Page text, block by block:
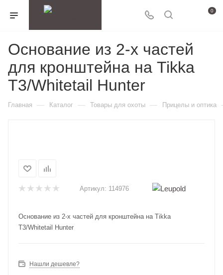
0
Основание из 2-х частей
для кронштейна на Tikka
T3/Whitetail Hunter
Главная — Каталог — Товары для охоты — Прицелы и оптика
Артикул: 114976
Основание из 2-х частей для кронштейна на Tikka
T3/Whitetail Hunter
Нашли дешевле?